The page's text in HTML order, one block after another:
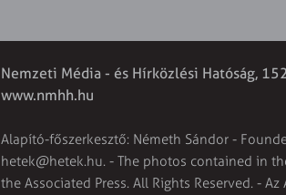
Nemzeti Média - és Hírközlési Hatóság,
www.nmhh.hu
Alapító-főszerkesztő: Németh Sándor -
hetek@hetek.hu. - The photos contained in
the Associated Press. All Rights Reserved. -